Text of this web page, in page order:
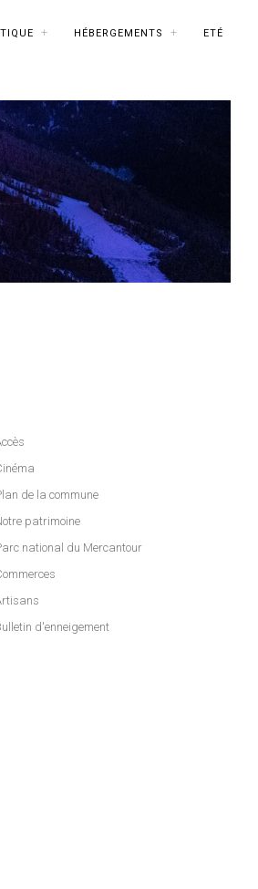
HÉBERGEMENTS ETÉ
de la commune
patrimoine
national du Mercantour
d'enneigement